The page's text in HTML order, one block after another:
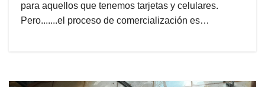
para aquellos que tenemos tarjetas y celulares.
Pero.......el proceso de comercialización es…